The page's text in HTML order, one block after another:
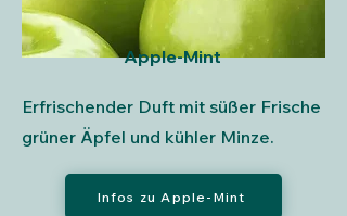
Apple-Mint
Erfrischender Duft mit süßer Frische
grüner Äpfel und kühler Minze.
Infos zu Apple-Mint